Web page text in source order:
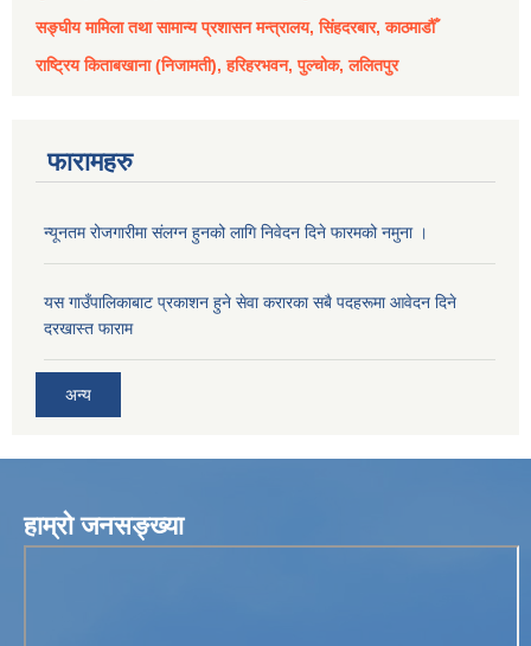
सङ्घीय मामिला तथा सामान्य प्रशासन मन्त्रालय, सिंहदरबार, काठमाडौँ
राष्ट्रिय किताबखाना (निजामती), हरिहरभवन, पुल्चोक, ललितपुर
फारामहरु
न्यूनतम रोजगारीमा संलग्न हुनको लागि निवेदन दिने फारमको नमुना ।
यस गाउँपालिकाबाट प्रकाशन हुने सेवा करारका सबै पदहरूमा आवेदन दिने
दरखास्त फाराम
अन्य
हाम्रो जनसङ्ख्या